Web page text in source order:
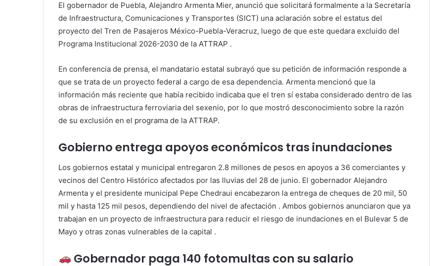
El gobernador de Puebla, Alejandro Armenta Mier, anunció que solicitará formalmente a la Secretaría
de Infraestructura, Comunicaciones y Transportes (SICT) una aclaración sobre el estatus del
proyecto del Tren de Pasajeros México-Puebla-Veracruz, luego de que este quedara excluido del
Programa Institucional 2026-2030 de la ATTRAP .
En conferencia de prensa, el mandatario estatal subrayó que su petición de información responde a
que se trata de un proyecto federal a cargo de esa dependencia. Armenta mencionó que la
información más reciente que había recibido indicaba que el tren sí estaba considerado dentro de las
obras de infraestructura ferroviaria del sexenio, por lo que mostró desconocimiento sobre la razón
de su exclusión en el programa de la ATTRAP.
Gobierno entrega apoyos económicos tras inundaciones
Los gobiernos estatal y municipal entregaron 2.8 millones de pesos en apoyos a 36 comerciantes y
vecinos del Centro Histórico afectados por las lluvias del 28 de junio. El gobernador Alejandro
Armenta y el presidente municipal Pepe Chedraui encabezaron la entrega de cheques de 20 mil, 50
mil y hasta 125 mil pesos, dependiendo del nivel de afectación . Ambos gobiernos anunciaron que ya
trabajan en un proyecto de infraestructura para reducir el riesgo de inundaciones en el Bulevar 5 de
Mayo y otras zonas vulnerables de la capital .
Gobernador paga 140 fotomultas con su salario